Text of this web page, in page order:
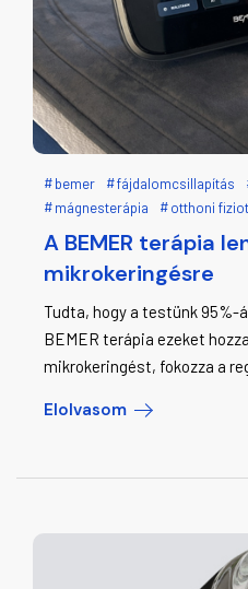
bemer fájdalomcsillapítás
mágnesterápia
otthoni
A BEMER terápia
mikrokeringésre
Tudta, hogy a testünk 95%-
BEMER terápia ezeket
mikrokeringést, fokozza a
tudományosan igazolt fizikai
Elolvasom